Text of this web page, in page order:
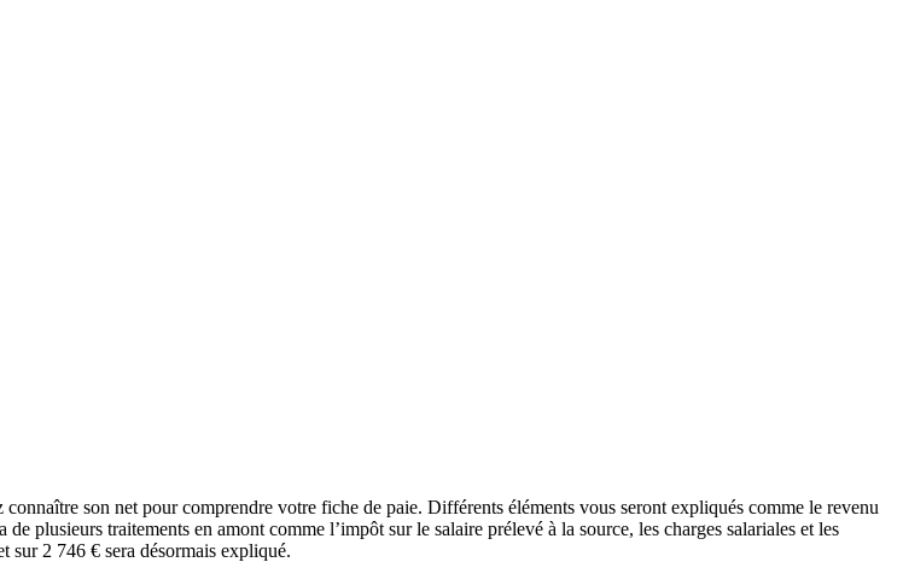
son net pour comprendre votre fiche de paie. Différents éléments vous seront expliqués comme le revenu
plusieurs traitements en amont comme l’impôt sur le salaire prélevé à la source, les charges salariales et les
sur 2 746 € sera désormais expliqué.